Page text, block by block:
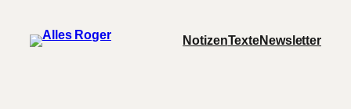
Inhalt
NotizenTexteNewsletter